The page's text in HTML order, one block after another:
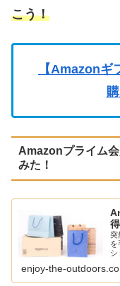
こう！
【Amazonギ
Amazonプライム
みた！
突
を
シ
う
enjoy-the-